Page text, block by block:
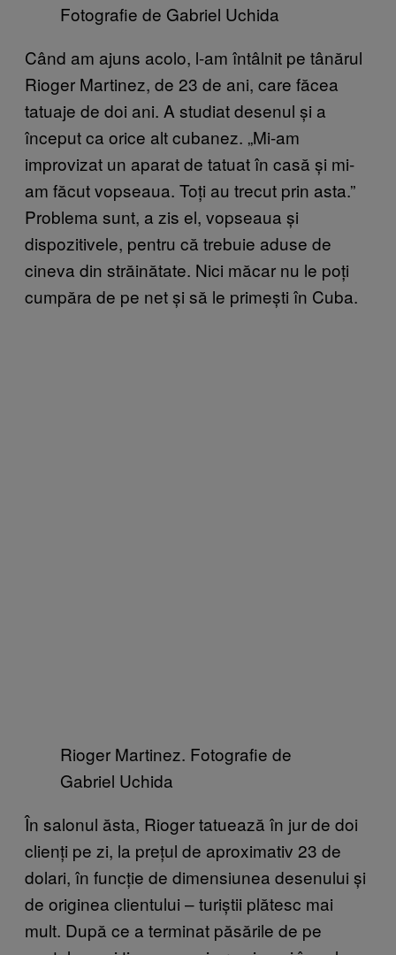
Fotografie de Gabriel Uchida
Când am ajuns acolo, l-am întâlnit pe tânărul
Rioger Martinez, de 23 de ani, care făcea
tatuaje de doi ani. A studiat desenul și a
început ca orice alt cubanez. „Mi-am
improvizat un aparat de tatuat în casă și mi-
am făcut vopseaua. Toți au trecut prin asta.”
Problema sunt, a zis el, vopseaua și
dispozitivele, pentru că trebuie aduse de
cineva din străinătate. Nici măcar nu le poți
cumpăra de pe net și să le primești în Cuba.
Rioger Martinez. Fotografie de
Gabriel Uchida
În salonul ăsta, Rioger tatuează în jur de doi
clienți pe zi, la prețul de aproximativ 23 de
dolari, în funcție de dimensiunea desenului și
de originea clientului – turiștii plătesc mai
mult. După ce a terminat păsările de pe